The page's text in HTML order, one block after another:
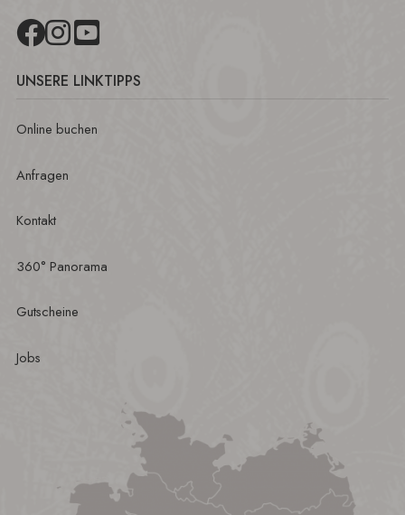
UNSERE LINKTIPPS
Online buchen
Anfragen
Kontakt
360° Panorama
Gutscheine
Jobs